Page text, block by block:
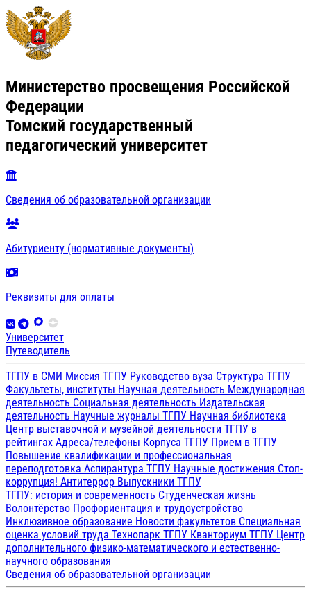
Министерство просвещения Российской
Федерации
Томский государственный
педагогический университет
Сведения об образовательной организации
Абитуриенту (нормативные документы)
Реквизиты для оплаты
Университет
Путеводитель
ТГПУ в СМИ Миссия ТГПУ Руководство вуза Структура ТГПУ
Факультеты, институты Научная деятельность Международная
деятельность Социальная деятельность Издательская
деятельность Научные журналы ТГПУ Научная библиотека
Центр выставочной и музейной деятельности ТГПУ в
рейтингах Адреса/телефоны Корпуса ТГПУ Прием в ТГПУ
Повышение квалификации и профессиональная
переподготовка Аспирантура ТГПУ Научные достижения Стоп-
коррупция! Антитеррор Выпускники ТГПУ
ТГПУ: история и современность Студенческая жизнь
Волонтёрство Профориентация и трудоустройство
Инклюзивное образование Новости факультетов Специальная
оценка условий труда Технопарк ТГПУ Кванториум ТГПУ Центр
дополнительного физико-математического и естественно-
научного образования
Сведения об образовательной организации